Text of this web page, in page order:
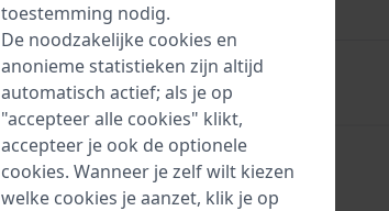
45 mm
10 Bar (zwemmen)
Uren - Analoge wijzer
toestemming nodig.
De noodzakelijke cookies en
anonieme statistieken zijn altijd
automatisch actief; als je op
"accepteer alle cookies" klikt,
accepteer je ook de optionele
cookies. Wanneer je zelf wilt kiezen
welke cookies je aanzet, klik je op